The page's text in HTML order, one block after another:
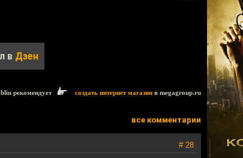
в Дзен
рекомендует создать интернет магазин в megagroup.ru
все комментарии
# 28